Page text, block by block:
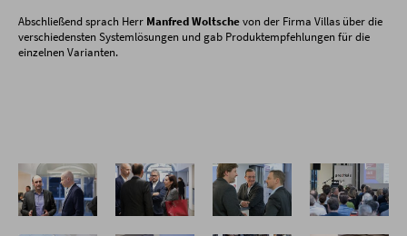
Abschließend sprach Herr Manfred Woltschevon der Firma Villas über die
verschiedensten Systemlösungen und gab Produktempfehlungen für die
einzelnen Varianten.